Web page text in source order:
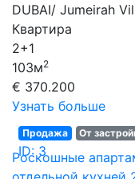
DUBAI/ Jumeirah
Квартира
2+1
103м2
€ 370.200
Узнать больше
Продажа От
ID: 3
Роскошные